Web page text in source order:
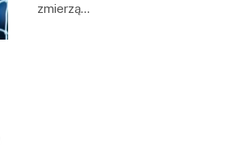
zmierzą…